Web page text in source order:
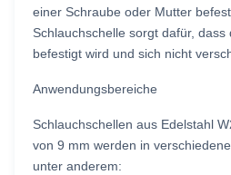
einer Schraube oder Mutter
Schlauchschelle sorgt dafür,
befestigt wird und sich nicht
Anwendungsbereiche
Schlauchschellen aus Edelstahl
von 9 mm werden in
unter anderem: